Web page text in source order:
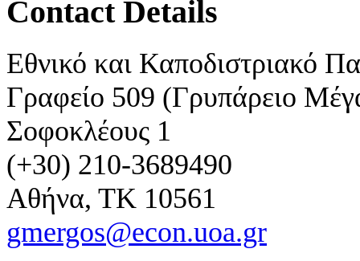
Contact Details
Εθνικό και Καποδιστριακό
Γραφείο 509 (Γρυπάρειο
Σοφοκλέους 1
(+30) 210-3689490
Αθήνα, ΤΚ 10561
gmergos@econ.uoa.gr